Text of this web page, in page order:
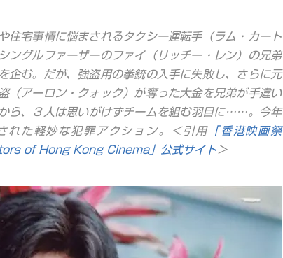
住宅事情に悩まされるタクシー運転手（ラム・カート
ングルファーザーのファイ（リッチー・レン）の兄弟
企む。だが、強盗用の拳銃の入手に失敗し、さらに元
（アーロン・クォック）が奪った大金を兄弟が手違い
ら、３人は思いがけずチームを組む羽目に……。今年
た軽妙な犯罪アクション。＜引用「香港映画祭
of Hong Kong Cinema」公式サイト ＞